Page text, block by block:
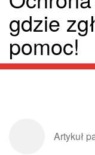
gdzie
pomoc!
Artykuł